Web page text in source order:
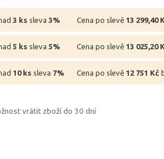
3 ks sleva 3% Cena po slevě 13 299,40
5 ks sleva 5% Cena po slevě 13 025,20
10 ks sleva 7% Cena po slevě 12 751 Kč
vrátit zboží do 30 dní